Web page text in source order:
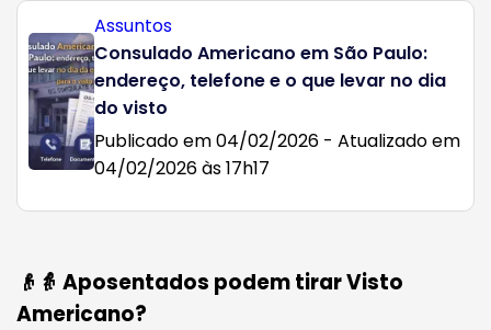
Assuntos
Consulado Americano em São Paulo:
endereço, telefone e o que levar no dia
do visto
Publicado em 04/02/2026 - Atualizado em
04/02/2026 às 17h17
👴👵 Aposentados podem tirar Visto
Americano?